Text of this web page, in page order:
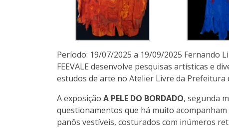
Período: 19/07/2025 a 19/09/2025 Fernando
FEEVALE desenvolve pesquisas artísticas e
estudos de arte no Atelier Livre da Prefeitura
A exposição A PELE DO BORDADO, segunda
questionamentos que há muito
panôs vestíveis, costurados com inúmeros